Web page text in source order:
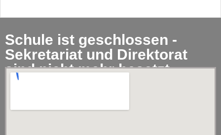
Schule ist geschlossen -
Sekretariat und Direktorat
sind nicht mehr besetzt.